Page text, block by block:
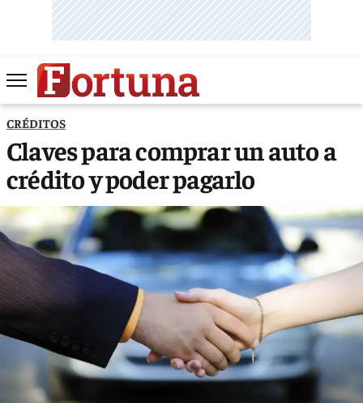
CRÉDITOS
Claves para comprar un auto a
crédito y poder pagarlo